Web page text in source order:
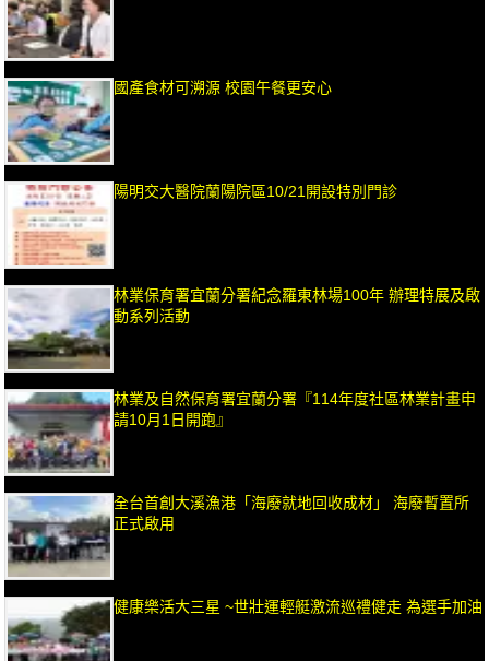
國產食材可溯源 校園午餐更安心
陽明交大醫院蘭陽院區10/21開設特別門診
林業保育署宜蘭分署紀念羅東林場100年 辦理特展及啟
動系列活動
林業及自然保育署宜蘭分署『114年度社區林業計畫申
請10月1日開跑』
全台首創大溪漁港「海廢就地回收成材」 海廢暫置所
正式啟用
健康樂活大三星 ~世壯運輕艇激流巡禮健走 為選手加油